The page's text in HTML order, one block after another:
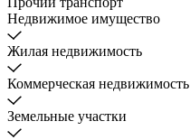
Недвижимое имущество
Жилая недвижимость
Коммерческая недвижимость
Земельные участки